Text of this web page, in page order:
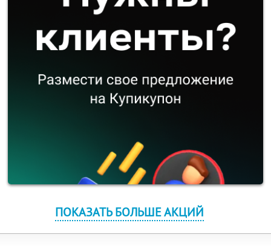
ПОКАЗАТЬ БОЛЬШЕ АКЦИЙ